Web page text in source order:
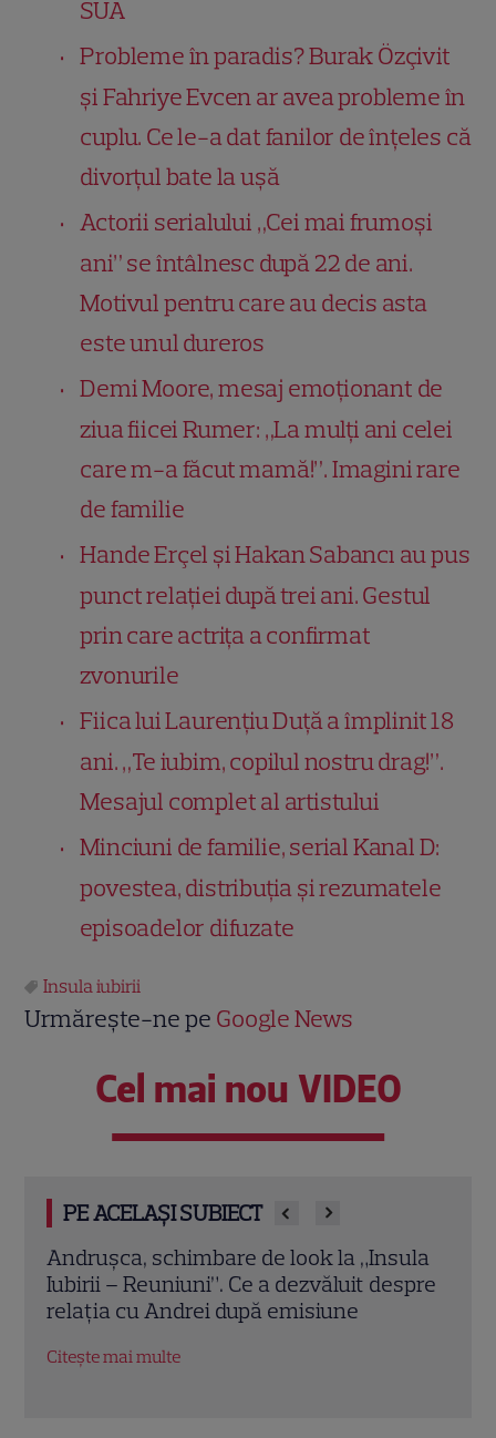
SUA
Probleme în paradis? Burak Özçivit
și Fahriye Evcen ar avea probleme în
cuplu. Ce le-a dat fanilor de înțeles că
divorțul bate la ușă
Actorii serialului „Cei mai frumoși
ani” se întâlnesc după 22 de ani.
Motivul pentru care au decis asta
este unul dureros
Demi Moore, mesaj emoționant de
ziua fiicei Rumer: „La mulți ani celei
care m-a făcut mamă!”. Imagini rare
de familie
Hande Erçel și Hakan Sabancı au pus
punct relației după trei ani. Gestul
prin care actrița a confirmat
zvonurile
Fiica lui Laurențiu Duță a împlinit 18
ani. „Te iubim, copilul nostru drag!”.
Mesajul complet al artistului
Minciuni de familie, serial Kanal D:
povestea, distribuția și rezumatele
episoadelor difuzate
Insula iubirii
Urmărește-ne pe Google News
Cel mai nou VIDEO
PE ACELAȘI SUBIECT
Ella a vrut să îl revadă pe Andrei la
„Insula Iubirii – Reuniuni”, dar fostul
logodnic a refuzat întâlnirea. Explicația